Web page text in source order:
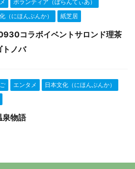
ボランティア（ぼらんてぃあ）
（にほんぶんか）
紙芝居
コラボイベントサロンド理茶
トノバ
エンタメ
日本文化（にほんぶんか）
泉物語